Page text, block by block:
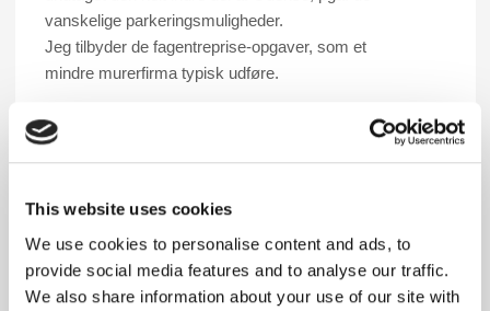
This website uses cookies
We use cookies to personalise content and ads, to
provide social media features and to analyse our traffic.
We also share information about your use of our site with
vanskelige parkeringsmuligheder.
Jeg tilbyder de fagentreprise-opgaver, som et
mindre murerfirma typisk udføre.
Dertil henviser jeg også gerne til mine
samarbejdspartnere
inden for de øvrige faggrupper,
således at vi i fællesskab kan samarbejde om at
Mine kerneområder: